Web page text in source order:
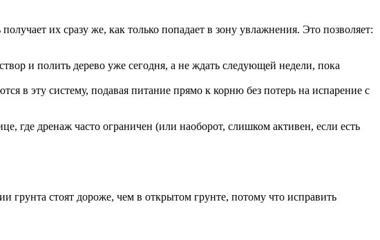
их сразу же, как только попадает в зону увлажнения. Это позволяет:
и полить дерево уже сегодня, а не ждать следующей недели, пока
в эту систему, подавая питание прямо к корню без потерь на испарение с
где дренаж часто ограничен (или наоборот, слишком активен, если есть
стоят дороже, чем в открытом грунте, потому что исправить